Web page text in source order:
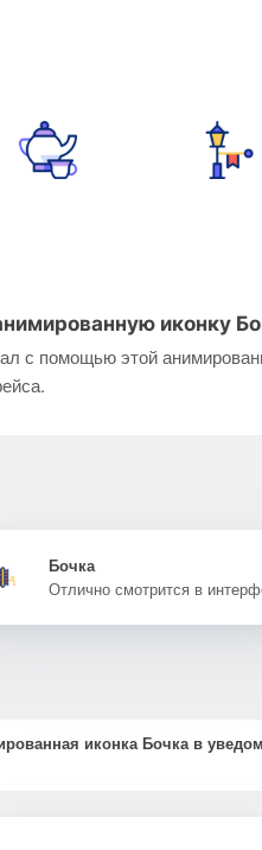
иконку
с помощью этой
Бочка
Отлично смотрится в
иконка Бочка в